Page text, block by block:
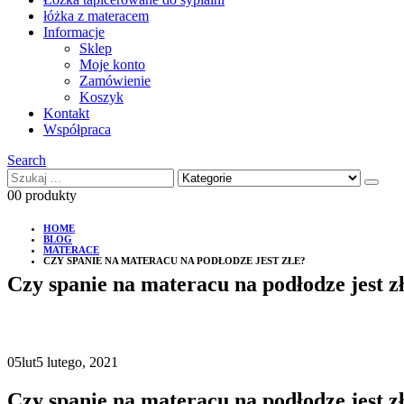
łóżka z materacem
Informacje
Sklep
Moje konto
Zamówienie
Koszyk
Kontakt
Współpraca
Search
00 produkty
HOME
BLOG
MATERACE
CZY SPANIE NA MATERACU NA PODŁODZE JEST ZŁE?
Czy spanie na materacu na podłodze jest
05lut5 lutego, 2021